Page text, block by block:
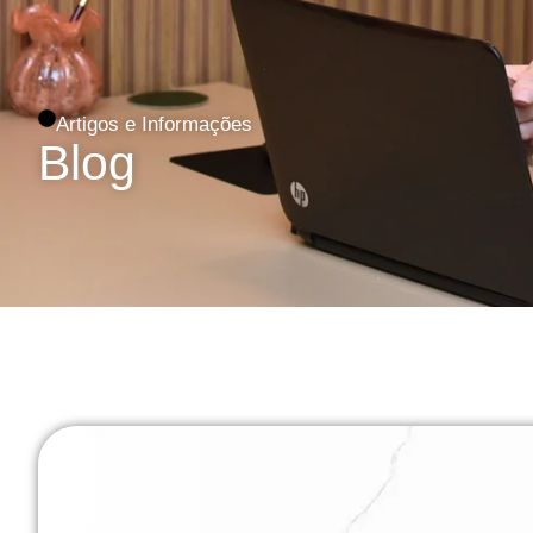
Artigos e Informações
Blog